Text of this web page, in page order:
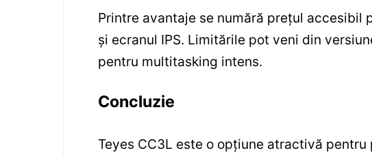
Printre avantaje se numără prețul
și ecranul IPS. Limitările pot veni din
pentru multitasking intens.
Concluzie
Teyes CC3L este o opțiune atractivă